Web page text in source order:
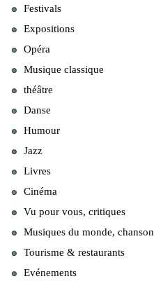
Festivals
Expositions
Opéra
Musique classique
théâtre
Danse
Humour
Jazz
Livres
Cinéma
Vu pour vous, critiques
Musiques du monde, chanson
Tourisme & restaurants
Evénements